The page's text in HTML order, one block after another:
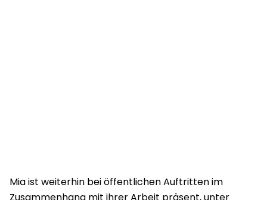
Mia ist weiterhin bei öffentlichen Auftritten im
Zusammenhang mit ihrer Arbeit präsent, unter